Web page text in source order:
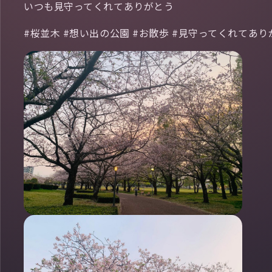
いつも見守ってくれてありがとう
#桜並木 #想い出の公園 #お散歩 #見守ってくれてあり